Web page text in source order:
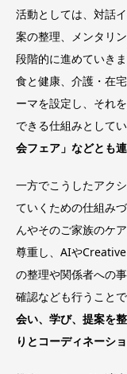
活動としては、対話
案の整理、メンタリ
段階的に進めていき
食と健康、介護・在
ーマを設定し、それ
できる仕組みとして
会フェア」などとも
一方でこうしたアク
ていくための仕組み
んやそのご家族のケ
尊重し、AIや
の整理や関係者への
確認なども行うこと
会い、学び、提案を
りとコーディネーシ